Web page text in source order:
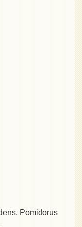
Pomidorus